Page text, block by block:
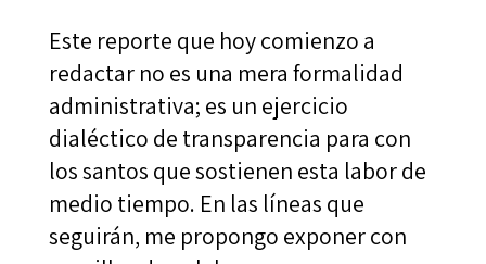
Este reporte que hoy comienzo a
redactar no es una mera formalidad
administrativa; es un ejercicio
dialéctico de transparencia para con
los santos que sostienen esta labor de
medio tiempo. En las líneas que
seguirán, me propongo exponer con